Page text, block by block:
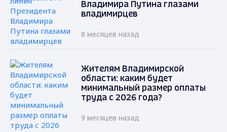
Владимира Путина глазами
владимирцев
8 месяцев назад
Жителям Владимирской
области: каким будет
минимальный размер оплаты
труда с 2026 года?
9 месяцев назад